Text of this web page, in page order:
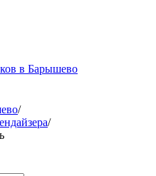
в Барышево
/
/